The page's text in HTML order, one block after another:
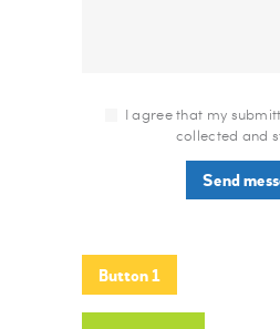
I agree that my
collected and
Button 1